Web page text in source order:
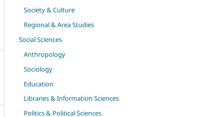
Society & Culture
Regional & Area Studies
Social Sciences
Anthropology
Sociology
Education
Libraries & Information Sciences
Politics & Political Sciences